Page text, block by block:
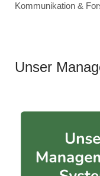
Kommunikation &
Unser